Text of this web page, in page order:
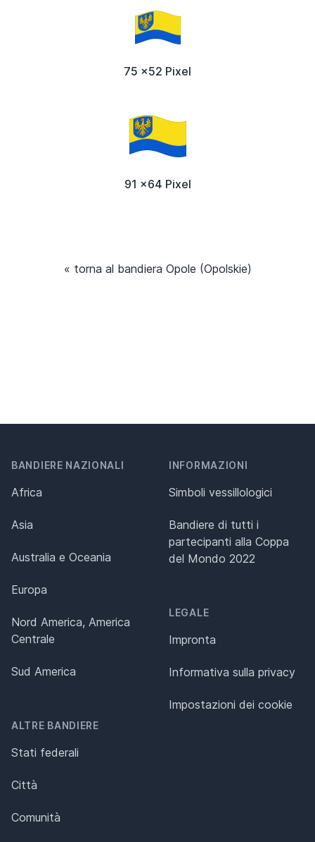
75 x52 Pixel
91 x64 Pixel
« torna al bandiera Opole (Opolskie)
BANDIERE NAZIONALI
Africa
Asia
Australia e Oceania
Europa
Nord America, America
Centrale
Sud America
ALTRE BANDIERE
Stati federali
Città
Comunità
INFORMAZIONI
Simboli vessillologici
Bandiere di tutti i
partecipanti alla Coppa
del Mondo 2022
LEGALE
Impronta
Informativa sulla privacy
Impostazioni dei cookie